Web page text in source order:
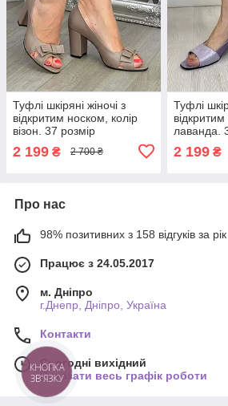
Туфлі шкіряні жіночі з
відкритим носком, колір
візон. 37 розмір
2 199 ₴ 2 700 ₴
Туфлі
лаванда.
2 199₴
Про нас
98% позитивних з 158 відгуків за рік
Працює з 24.05.2017
м. Дніпро
г.Днепр, Дніпро, Україна
Контакти
Сьогодні вихідний
Показати весь графік роботи
КНОПКА
ЗВ'ЯЗКУ